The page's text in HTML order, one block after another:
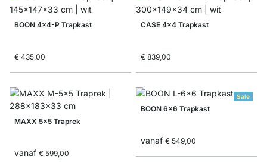
BOON 4x4-P Trapkast
€ 435,00
CASE 4x4 Trapkast
€ 839,00
MAXX 5x5 Traprek
vanaf € 599,00
Sale
BOON 6x6 Trapkast
vanaf € 549,00